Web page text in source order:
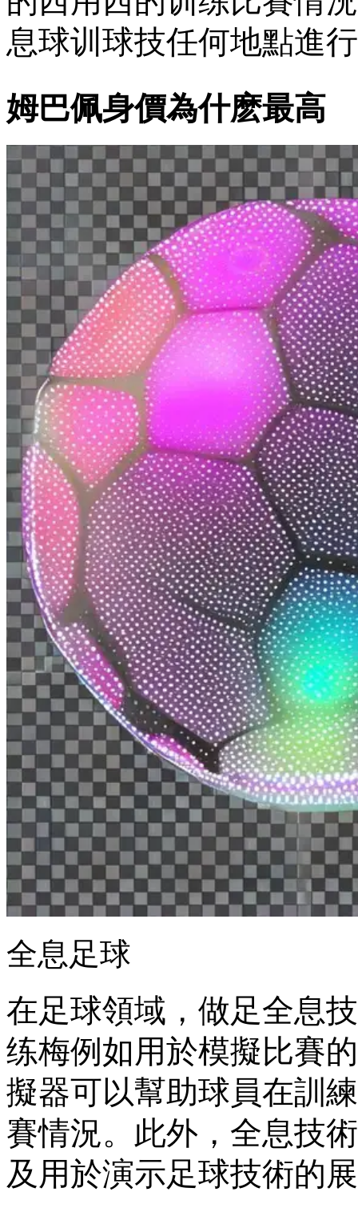
息球训球技任何地點進行
姆巴佩身價為什麽最高
全息足球
在足球領域 ，做足全息
练梅例如用於模擬比賽的
擬器可以幫助球員在訓
賽情況 。此外，全息
及用於演示足球技術的展示